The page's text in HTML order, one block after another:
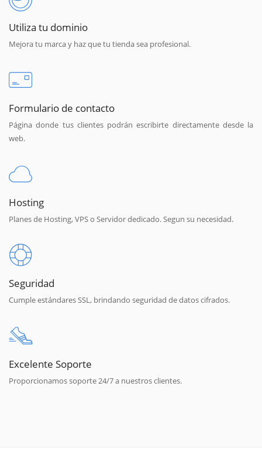
Utiliza tu dominio
Mejora tu marca y haz que tu tienda sea profesional.
Formulario de contacto
Página donde tus clientes podrán escribirte directamente desde la
web.
Hosting
Planes de Hosting, VPS o Servidor dedicado. Segun su necesidad.
Seguridad
Cumple estándares SSL, brindando seguridad de datos cifrados.
Excelente Soporte
Proporcionamos soporte 24/7 a nuestros clientes.